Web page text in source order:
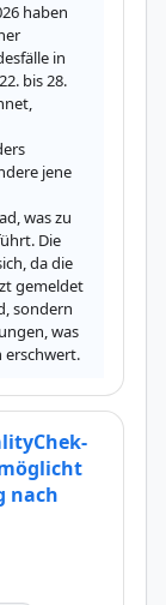
haben
in
bis 28.
jene
was zu
Die
da die
gemeldet
sondern
was
erschwert.
nach